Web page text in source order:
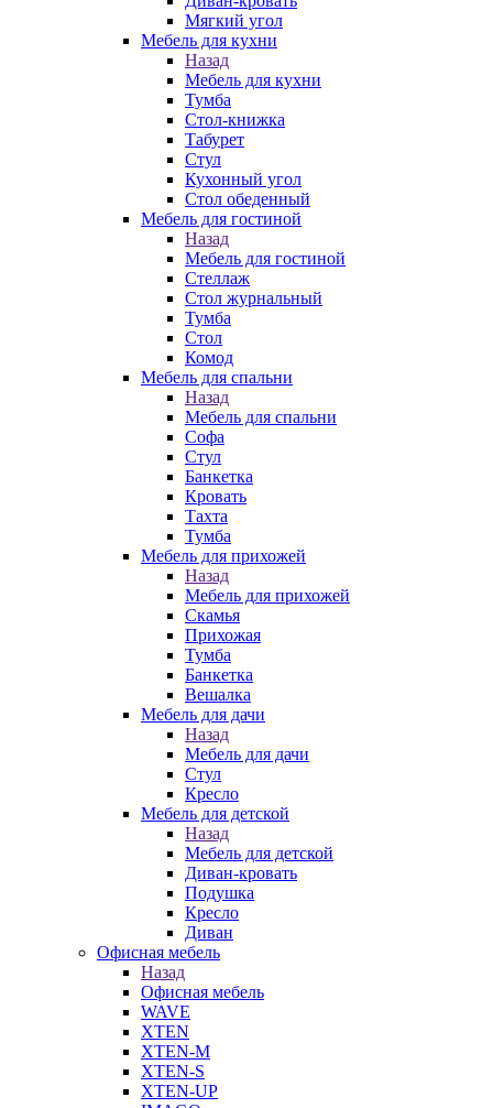
Мягкий угол
Мебель для кухни
Назад
Мебель для кухни
Тумба
Стол-книжка
Табурет
Стул
Кухонный угол
Стол обеденный
Мебель для гостиной
Назад
Мебель для гостиной
Стеллаж
Стол журнальный
Тумба
Стол
Комод
Мебель для спальни
Назад
Мебель для спальни
Софа
Стул
Банкетка
Кровать
Тахта
Тумба
Мебель для прихожей
Назад
Мебель для прихожей
Скамья
Прихожая
Тумба
Банкетка
Вешалка
Мебель для дачи
Назад
Мебель для дачи
Стул
Кресло
Мебель для детской
Назад
Мебель для детской
Диван-кровать
Подушка
Кресло
Диван
Офисная мебель
Назад
Офисная мебель
WAVE
XTEN
XTEN-M
XTEN-S
XTEN-UP